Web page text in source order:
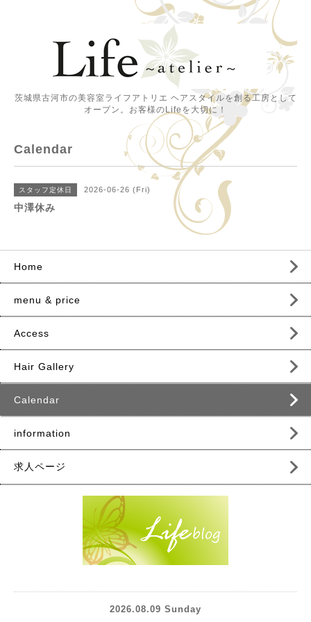
茨城県古河市の美容室ライフアトリエ ヘアスタイルを創る工房として
オープン。お客様のLifeを大切に！
Calendar
スタッフ定休日 2026-06-26 (Fri)
中澤休み
Home
menu & price
Access
Hair Gallery
Calendar
information
求人ページ
2026.08.09 Sunday